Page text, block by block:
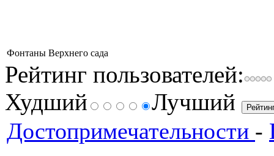
Фонтаны Верхнего сада
Рейтинг пользователей:
Худший
Лучший
Достопримечательности -